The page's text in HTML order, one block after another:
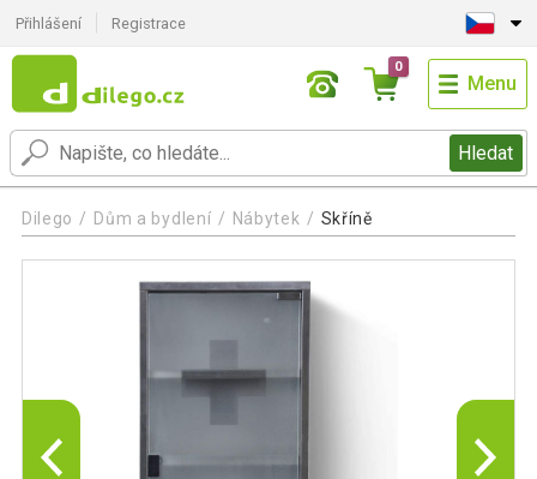
Přihlášení Registrace
Hledat
0
Menu
Dilego Dům a bydlení Nábytek Skříně